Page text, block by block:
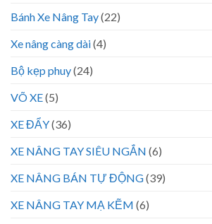
Bánh Xe Nâng Tay(22)
Xe nâng càng dài(4)
Bộ kẹp phuy(24)
VÕ XE(5)
XE ĐẨY(36)
XE NÂNG TAY SIÊU NGẮN (6)
XE NÂNG BÁN TỰ ĐỘNG(39)
XE NÂNG TAY MẠ KẼM (6)